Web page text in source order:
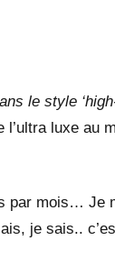
le style
luxe au
par mois… Je
je sais..